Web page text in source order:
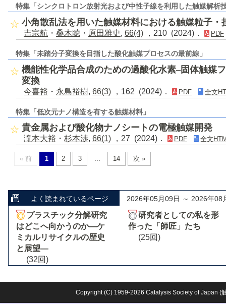
特集「シンクロトロン放射光および中性子線を利用した触媒解析
小角散乱法を用いた触媒材料における触媒粒子・
吉宗航 ・ 桑木聴 ・ 原田雅史, 66(4) ，210 (2024)． PDF
特集「未踏分子変換を目指した酸化触媒プロセスの最前線」
機能性化学品合成のための過酸化水素–固体触媒
変換
今喜裕 ・ 永島裕樹, 66(3) ，162 (2024)． PDF 全文
特集「低次元ナノ構造を有する触媒材料」
貴金属および酸化物ナノシートの電極触媒開発
滝本大裕 ・ 杉本渉, 66(1) ，27 (2024)． PDF 全文
« 前 1 2 3 ... 14 次 »
よく読まれているページ 2026年05月09日 ～ 2026年08
プラスチック分解研究
はどこへ向かうのか―ケ
ミカルリサイクルの歴史
と展望―
(32回)
研究者としての私を形
作った「師匠」たち
(25回)
Copyright (C) 1959-2026 Catalysis Society of Japan (